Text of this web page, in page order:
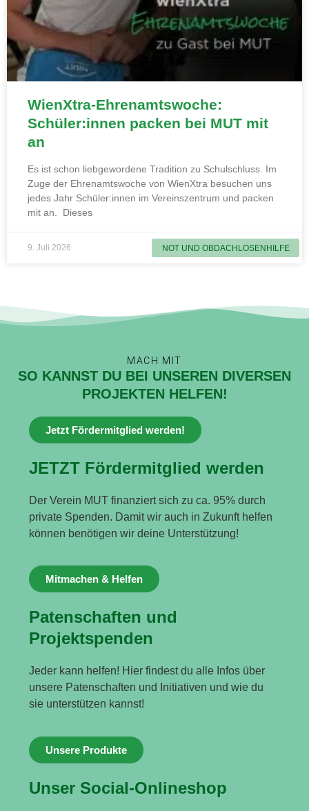
NOT UND OBDACHLOSENHILFE
WienXtra-Ehrenamtswoche:
Schüler:innen packen bei MUT mit
an
Es ist schon liebgewordene Tradition zu Schulschluss. Im
Zuge der Ehrenamtswoche von WienXtra besuchen uns
jedes Jahr Schüler:innen im Vereinszentrum und packen
mit an. Dieses
9. Juli 2026
MACH MIT
SO KANNST DU BEI UNSEREN DIVERSEN
PROJEKTEN HELFEN!
Jetzt Fördermitglied werden!
JETZT Fördermitglied werden
Der Verein MUT finanziert sich zu ca. 95% durch
private Spenden. Damit wir auch in Zukunft helfen
können benötigen wir deine Unterstützung!
Mitmachen & Helfen
Patenschaften und
Projektspenden
Jeder kann helfen! Hier findest du alle Infos über
unsere Patenschaften und Initiativen und wie du
sie unterstützen kannst!
Unsere Produkte
Unser Social-Onlineshop